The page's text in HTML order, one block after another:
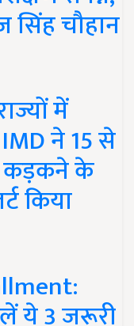
सिंह चौहान
में
ने 15 से
कड़कने के
किया
ये 3 जरूरी